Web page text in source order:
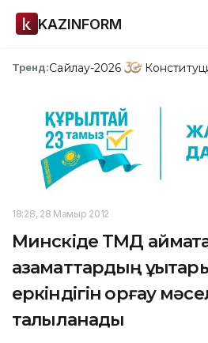
KAZINFORM
Тренд:Сайлау-2026
18:28, 28 Мамыр 2012
Минскіде ТМД
азаматтардың
еркіндігін қорғау
талқыланады